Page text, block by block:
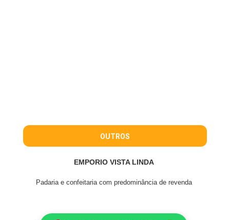
OUTROS
EMPORIO VISTA LINDA
Padaria e confeitaria com predominância de revenda